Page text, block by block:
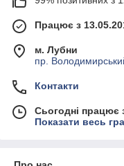
Працює з
м. Лубни
пр.
Контакти
Сьогодні працює
Показати весь